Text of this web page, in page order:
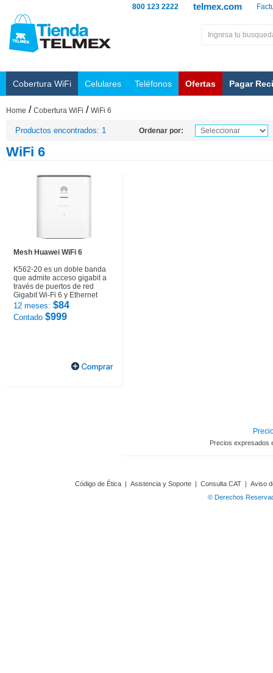
telmex.com
800 123 2222
Cobertura WiFi Celulares Teléfonos Ofertas Pagar
Home / Cobertura WiFi / WiFi 6
Productos encontrados: 1 Ordenar por:
WiFi 6
Mesh Huawei WiFi 6
K562-20 es un doble banda
que admite acceso gigabit a
través de puertos de red
Gigabit Wi-Fi 6 y Ethernet
12 meses: $84
Contado $999
Precios expresados
Código de Ética | Asistencia y Soporte | Consulta CAT | Aviso
© Derechos